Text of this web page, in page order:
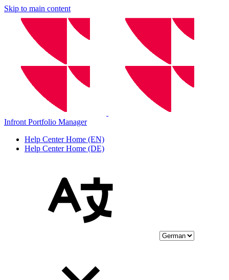
Skip to main content
Infront Portfolio Manager
Help Center Home (EN)
Help Center Home (DE)